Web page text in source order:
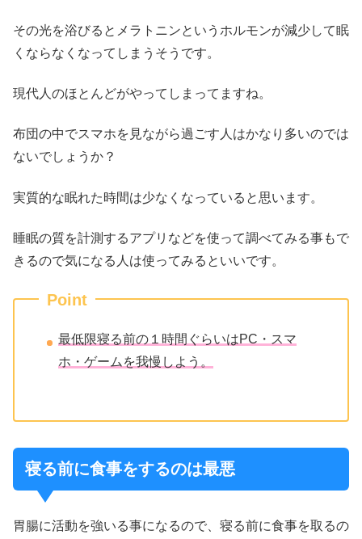
その光を浴びるとメラトニンというホルモンが減少して眠
くならなくなってしまうそうです。
現代人のほとんどがやってしまってますね。
布団の中でスマホを見ながら過ごす人はかなり多いのでは
ないでしょうか？
実質的な眠れた時間は少なくなっていると思います。
睡眠の質を計測するアプリなどを使って調べてみる事もで
きるので気になる人は使ってみるといいです。
Point
最低限寝る前の１時間ぐらいはPC・スマ
ホ・ゲームを我慢しよう。
寝る前に食事をするのは最悪
胃腸に活動を強いる事になるので、寝る前に食事を取るの